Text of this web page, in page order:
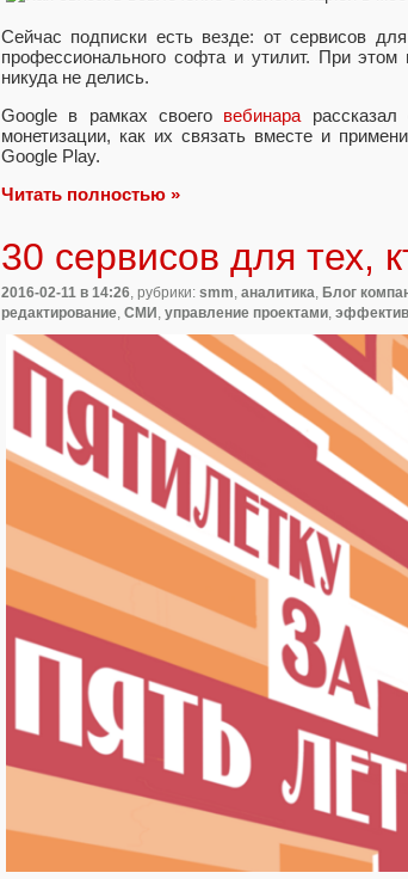
Сейчас подписки есть везде: от сервисов
профессионального софта и утилит. При
никуда не делись.
Google в рамках своего вебинара
монетизации, как их связать вместе и
Google Play.
Читать полностью »
30 сервисов для тех,
2016-02-11 в 14:26, рубрики: smm, аналитика, Блог
редактирование, СМИ , управление проектами,